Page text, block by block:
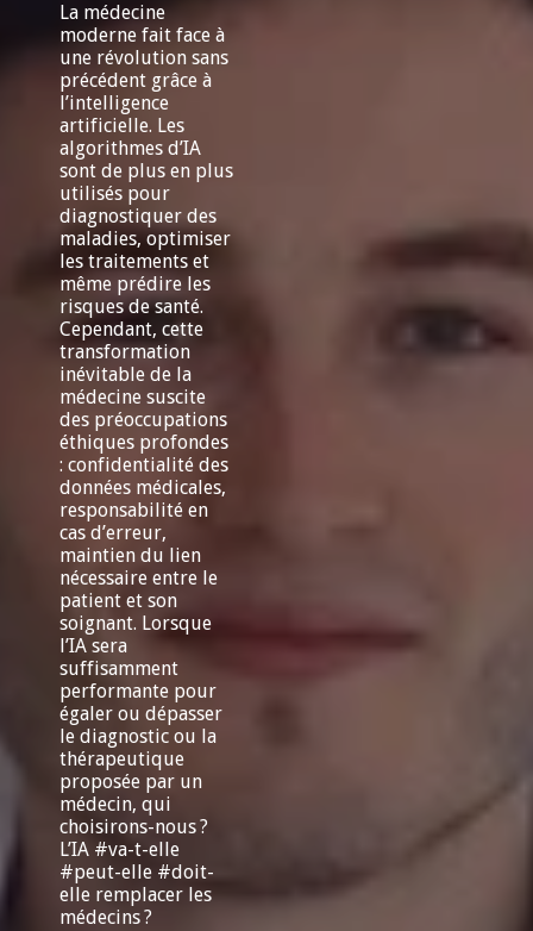
La médecine
moderne fait face à
une révolution sans
précédent grâce à
l’intelligence
artificielle. Les
algorithmes d’IA
sont de plus en plus
utilisés pour
diagnostiquer des
maladies, optimiser
les traitements et
même prédire les
risques de santé.
Cependant, cette
transformation
inévitable de la
médecine suscite
des préoccupations
éthiques profondes
: confidentialité des
données médicales,
responsabilité en
cas d’erreur,
maintien du lien
nécessaire entre le
patient et son
soignant. Lorsque
l’IA sera
suffisamment
performante pour
égaler ou dépasser
le diagnostic ou la
thérapeutique
proposée par un
médecin, qui
choisirons-nous ?
L’IA #va-t-elle
#peut-elle #doit-
elle remplacer les
médecins ?